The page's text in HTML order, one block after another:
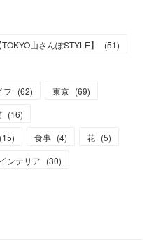
TOKYO山さんぽSTYLE】 (51)
フ (62) 東京 (69)
(16)
(15) 食事 (4) 花 (5)
ンテリア (30)